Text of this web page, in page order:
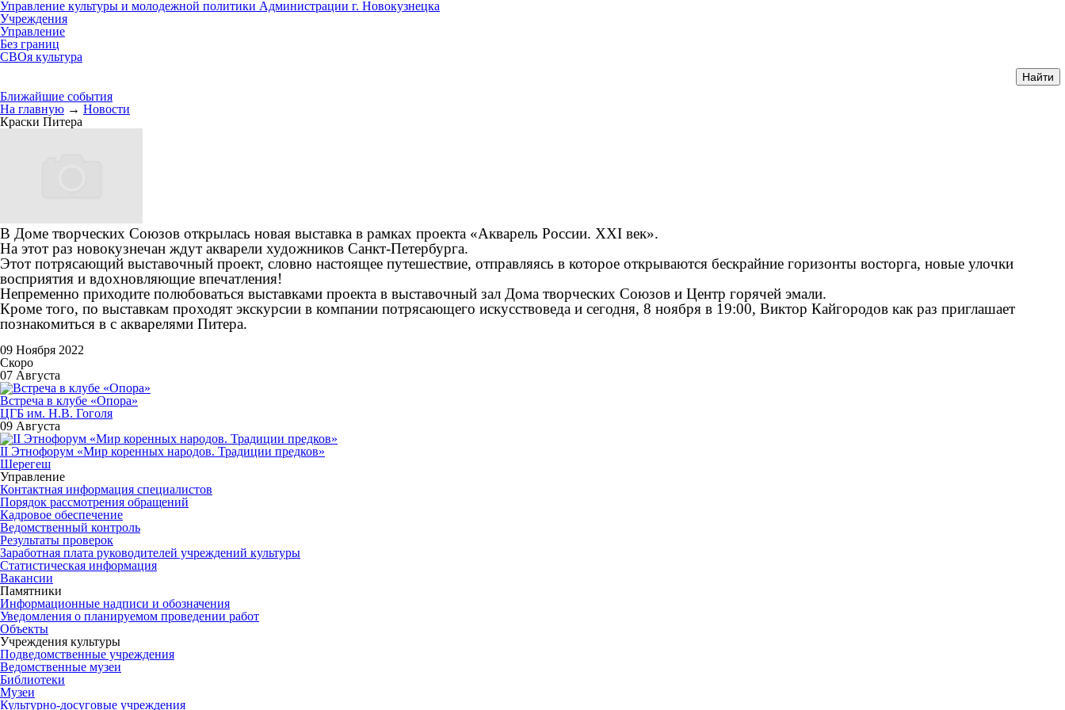
Управление культуры и молодежной политики Администрации г. Новокузнецка
Учреждения
Управление
Без границ
СВОя культура
Ближайшие события
На главную → Новости
Краски Питера
В Доме творческих Союзов открылась новая выставка в рамках проекта «Акварель России. XXI век».
На этот раз новокузнечан ждут акварели художников Санкт-Петербурга.
Этот потрясающий выставочный проект, словно настоящее путешествие, отправляясь в которое открываются бескрайние горизонты восторга, новые улочки
восприятия и вдохновляющие впечатления!
Непременно приходите полюбоваться выставками проекта в выставочный зал Дома творческих Союзов и Центр горячей эмали.
Кроме того, по выставкам проходят экскурсии в компании потрясающего искусствоведа и сегодня, 8 ноября в 19:00, Виктор Кайгородов как раз приглашает
познакомиться в с акварелями Питера.
09 Ноября 2022
Скоро
07 Августа
Встреча в клубе «Опора»
ЦГБ им. Н.В. Гоголя
09 Августа
II Этнофорум «Мир коренных народов. Традиции предков»
Шерегеш
Управление
Контактная информация специалистов
Порядок рассмотрения обращений
Кадровое обеспечение
Ведомственный контроль
Результаты проверок
Заработная плата руководителей учреждений культуры
Статистическая информация
Вакансии
Памятники
Информационные надписи и обозначения
Уведомления о планируемом проведении работ
Объекты
Учреждения культуры
Подведомственные учреждения
Ведомственные музеи
Библиотеки
Музеи
Культурно-досуговые учреждения